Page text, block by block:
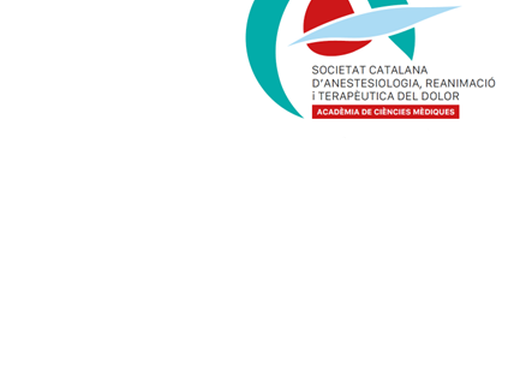
Master.html), seguint els estàndards
Anaesthesiology (ETR Anaesthesiology, 2018,
https://www.uems.eu/__data/assets/
Requirements-Anaesthesiology.pdf. com